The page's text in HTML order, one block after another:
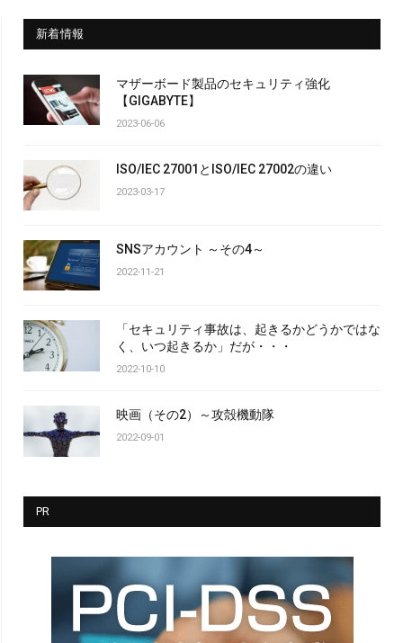
新着情報
マザーボード製品のセキュリティ強化
【GIGABYTE】
2023-06-06
ISO/IEC 27001とISO/IEC 27002の違い
2023-03-17
SNSアカウント ～その4～
2022-11-21
「セキュリティ事故は、起きるかどうかではな
く、いつ起きるか」だが・・・
2022-10-10
映画（その2）～攻殻機動隊
2022-09-01
PR